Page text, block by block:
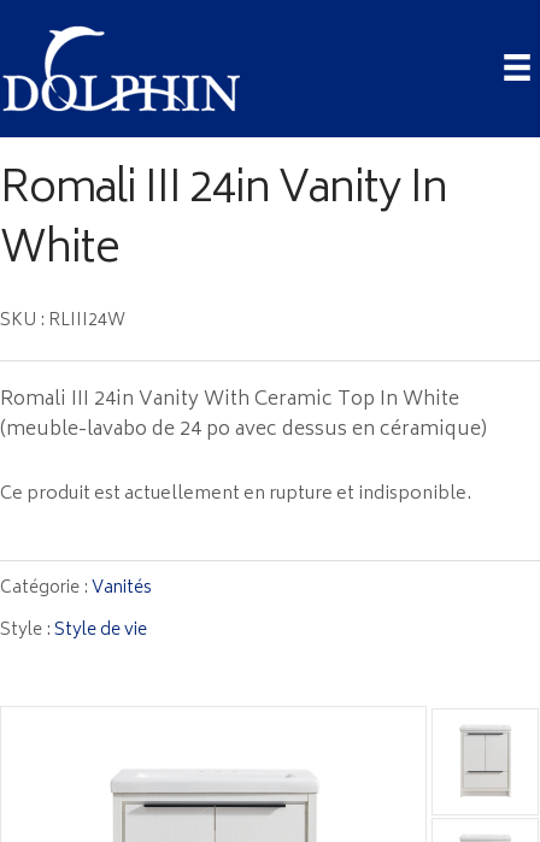
Romali III 24in Vanity In
White
SKU : RLIII24W
Romali III 24in Vanity With Ceramic Top In White
(meuble-lavabo de 24 po avec dessus en céramique)
Ce produit est actuellement en rupture et indisponible.
Catégorie :Vanités
Style :Style de vie